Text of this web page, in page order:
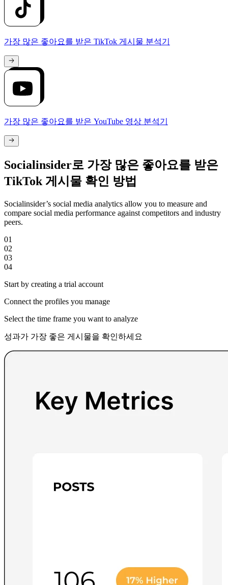
가장 많은 좋아요를 받은 TikTok 게시물 분석기
가장 많은 좋아요를 받은 YouTube 영상 분석기
Socialinsider로 가장 많은 좋아요를 받은
TikTok 게시물 확인 방법
Socialinsider’s social media analytics allow you to measure and
compare social media performance against competitors and industry
peers.
01
02
03
04
Start by creating a trial account
Connect the profiles you manage
Select the time frame you want to analyze
성과가 가장 좋은 게시물을 확인하세요